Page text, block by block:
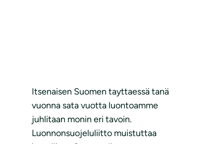
Itsenaisen Suomen tayttaessä tanä
vuonna sata vuotta luontoamme
juhlitaan monin eri tavoin.
Luonnonsuojeluliitto muistuttaa